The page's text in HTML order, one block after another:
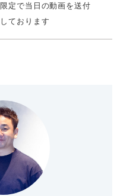
限定で当日の動画を送付
しております